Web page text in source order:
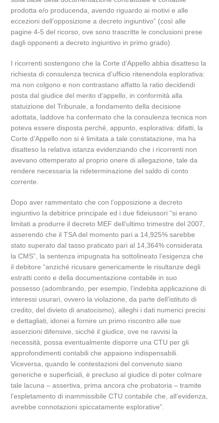
prodotta e/o producenda, avendo riguardo ai motivi e alle
eccezioni dell’opposizione a decreto ingiuntivo” (così alle
pagine 4-5 del ricorso, ove sono trascritte le conclusioni prese
dagli opponenti a decreto ingiuntivo in primo grado).
I ricorrenti sostengono che la Corte d’Appello abbia disatteso la
richiesta di consulenza tecnica d’ufficio ritenendola esplorativa:
ma non colgono e non contrastano affatto la ratio decidendi
posta dal giudice del merito d’appello, in conformità alla
statuizione del Tribunale, a fondamento della decisione
adottata, laddove ha confermato che la consulenza tecnica non
poteva essere disposta perché, appunto, esplorativa: difatti, la
Corte d’Appello non si è limitata a tale constatazione, ma ha
disatteso la relativa istanza evidenziando che i ricorrenti non
avevano ottemperato al proprio onere di allegazione, tale da
rendere necessaria la rideterminazione del saldo di conto
corrente.
Dopo aver rammentato che con l’opposizione a decreto
ingiuntivo la debitrice principale ed i due fideiussori “si erano
limitati a produrre il decreto MEF dell’ultimo trimestre del 2007,
asserendo che il TSA del momento pari a 14,925% sarebbe
stato superato dal tasso praticato pari al 14,364% considerata
la CMS”, la sentenza impugnata ha sottolineato l’esigenza che
il debitore “anziché ricusare genericamente le risultanze degli
estratti conto e della documentazione contabile in suo
possesso (adombrando, per esempio, l’indebita applicazione di
interessi usurari, ovvero la violazione, da parte dell’istituto di
credito, del divieto di anatocismo), alleghi i dati numerici precisi
e dettagliati, idonei a fornire un primo riscontro alle sue
asserzioni difensive, sicché il giudice, ove ne ravvisi la
necessità, possa eventualmente disporre una CTU per gli
approfondimenti contabili che appaiono indispensabili.
Viceversa, quando le contestazioni del convenuto siano
generiche e superficiali, è precluso al giudice di poter colmare
tale lacuna – assertiva, prima ancora che probatoria – tramite
l’espletamento di inammissibile CTU contabile che, all’evidenza,
avrebbe connotazioni spiccatamente esplorative”.